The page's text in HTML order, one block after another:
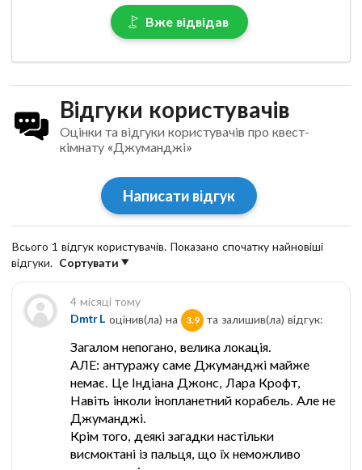
Вже відвідав
Відгуки користувачів
Оцінки та відгуки користувачів про квест-
кімнату «Джуманджі»
Написати відгук
Всього 1 відгук користувачів. Показано спочатку найновіші
відгуки. Сортувати
4 місяці тому
Dmtr L оцінив(ла) на 3.9 та залишив(ла) відгук:
Загалом непогано, велика локація.
АЛЕ: антуражу саме Джуманджі майже
немає. Це Індіана Джонс, Лара Крофт,
Навіть інколи інопланетний корабель. Але не
Джуманджі.
Крім того, деякі загадки настільки
висмоктані із пальця, що їх неможливо